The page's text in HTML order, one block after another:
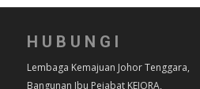
HUBUNGI
Lembaga Kemajuan Johor Tenggara,
Bangunan Ibu Pejabat KEJORA,